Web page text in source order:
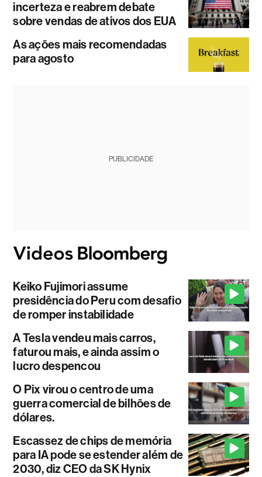
incerteza e reabrem debate
sobre vendas de ativos dos EUA
As ações mais recomendadas
para agosto
PUBLICIDADE
Keiko Fujimori assume
presidência do Peru com desafio
de romper instabilidade
A Tesla vendeu mais carros,
faturou mais, e ainda assim o
lucro despencou
O Pix virou o centro de uma
guerra comercial de bilhões de
dólares.
Escassez de chips de memória
para IA pode se estender além de
2030, diz CEO da SK Hynix